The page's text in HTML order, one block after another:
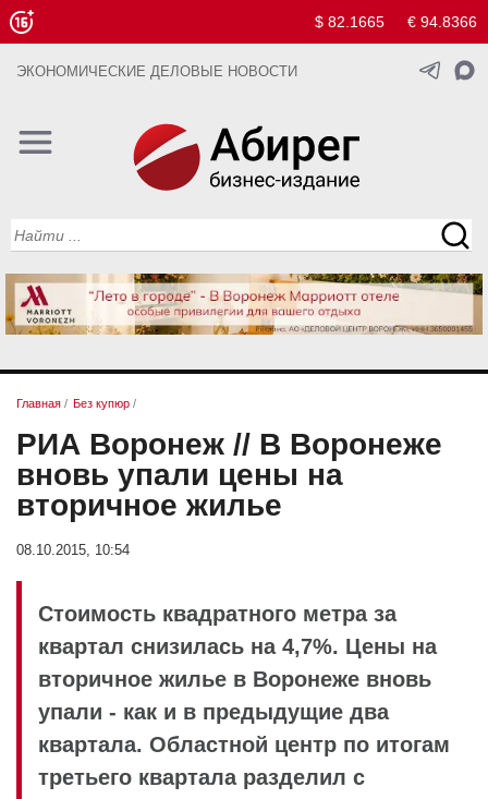
$ 82.1665 € 94.8366
ЭКОНОМИЧЕСКИЕ ДЕЛОВЫЕ НОВОСТИ
Главная / Без купюр /
РИА Воронеж // В Воронеже
вновь упали цены на
вторичное жилье
08.10.2015, 10:54
Стоимость квадратного метра за
квартал снизилась на 4,7%. Цены на
вторичное жилье в Воронеже вновь
упали - как и в предыдущие два
квартала. Областной центр по итогам
третьего квартала разделил с